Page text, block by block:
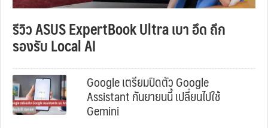
รีวิว ASUS ExpertBook Ultra เบา อึด ถึก
รองรับ Local AI
Google เตรียมปิดตัว Google
Assistant กันยายนนี้ เปลี่ยนไปใช้
Gemini